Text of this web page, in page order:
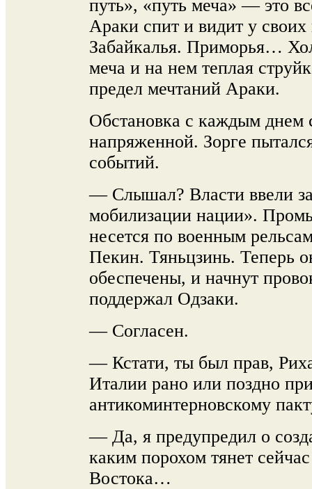
путь», «путь меча» — это
Араки спит и видит у
Забайкалья. Приморья…
меча и на нем теплая
предел мечтаний Араки.
Обстановка с каждым днем
напряженной. Зорге
событий.
— Слышал? Власти ввели
мобилизации нации».
несется по военным
Пекин. Тяньцзинь. Теперь
обеспечены, и начнут
поддержал Одзаки.
— Согласен.
— Кстати, ты был прав,
Италии рано или поздно
антикоминтерновскому
— Да, я предупредил о
каким порохом тянет
Востока…